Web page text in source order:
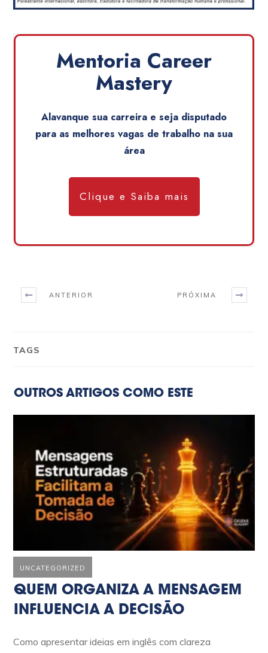
Mentoria Career
Mastery
Alavanque sua carreira e seja disputado
para as melhores vagas de trabalho na sua
área
Clique e Saiba mais
ANTERIOR PRÓXIMA
TAGS
OUTROS ARTIGOS COMO ESTE
UNCATEGORIZED
QUEM ORGANIZA A MENSAGEM
INFLUENCIA A DECISÃO
Como apresentar ideias em inglês com clareza